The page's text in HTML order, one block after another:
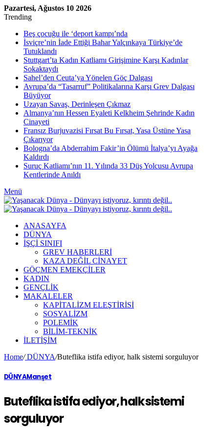
Pazartesi, Ağustos 10 2026
Trending
Beş çocuğu ile ‘deport kampı’nda
İsviçre’nin İade Ettiği Bahar Yalçınkaya Türkiye’de
Tutuklandı
Stuttgart’ta Kadın Katliamı Girişimine Karşı Kadınlar
Sokaktaydı
Sahel’den Ceuta’ya Yönelen Göç Dalgası
Avrupa’da “Tasarruf” Politikalarına Karşı Grev Dalgası
Büyüyor
Uzayan Savaş, Derinleşen Çıkmaz
Almanya’nın Hessen Eyaleti Kelkheim Şehrinde Kadın
Cinayeti
Fransız Burjuvazisi Fırsat Bu Fırsat, Yasa Üstüne Yasa
Çıkarıyor
Bologna’da Abderrahim Fakir’in Ölümü İtalya’yı Ayağa
Kaldırdı
Suruç Katliamı’nın 11. Yılında 33 Düş Yolcusu Avrupa
Kentlerinde Anıldı
Menü
ANASAYFA
DÜNYA
İŞÇİ SINIFI
GREV HABERLERİ
KAZA DEĞİL CİNAYET
GÖÇMEN EMEKÇİLER
KADIN
GENÇLİK
MAKALELER
KAPİTALİZM ELEŞTİRİSİ
SOSYALİZM
POLEMİK
BİLİM-TEKNİK
ILETIŞIM
Home/DÜNYA/Buteflika istifa ediyor, halk sistemi sorguluyor
DÜNYAManşet
Buteflika istifa ediyor, halk sistemi
sorguluyor